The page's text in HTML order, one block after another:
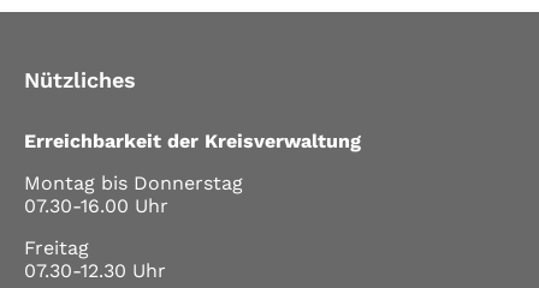
Nützliches
Erreichbarkeit der Kreisverwaltung
Montag bis Donnerstag
07.30-16.00 Uhr
Freitag
07.30-12.30 Uhr